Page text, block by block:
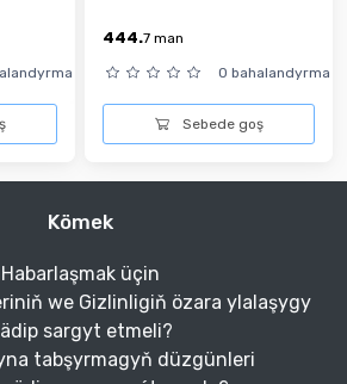
444.7 man
0 bahalandyrma
Sebede goş
Kömek
Habarlaşmak üçin
we Gizlinligiň özara ylalaşygy
sargyt etmeli?
tabşyrmagyň düzgünleri